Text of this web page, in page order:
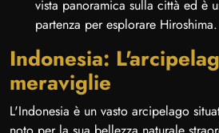
vista panoramica sulla città ed è
partenza per esplorare Hiroshima.
Indonesia:
meraviglie
L'Indonesia è un vasto arcipelago